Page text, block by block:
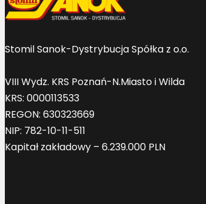
Stomil Sanok-Dystrybucja Spółka z o.o.
VIII Wydz. KRS Poznań-N.Miasto i Wilda
KRS: 0000113533
REGON: 630323669
NIP: 782-10-11-511
Kapitał zakładowy – 6.239.000 PLN